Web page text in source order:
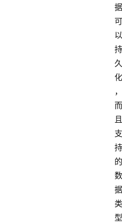
据
可
以
持
久
化
，
而
且
支
持
的
数
据
类
型